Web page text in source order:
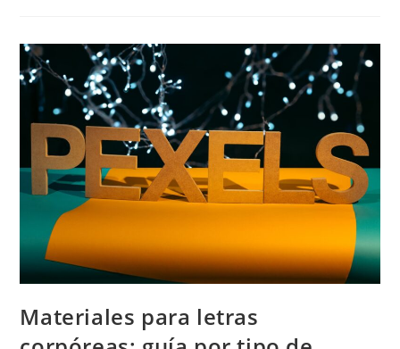
Criterios
De
Selección
Materiales para letras